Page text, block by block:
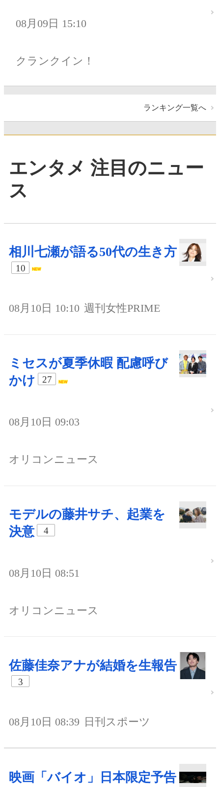
08月09日 15:10
クランクイン！
ランキング一覧へ
エンタメ 注目のニュー
ス
相川七瀬が語る50代の生き方
10
08月10日 10:10 週刊女性PRIME
ミセスが夏季休暇 配慮呼び
かけ
27
08月10日 09:03
オリコンニュース
モデルの藤井サチ、起業を
決意
4
08月10日 08:51
オリコンニュース
佐藤佳奈アナが結婚を生報告
3
08月10日 08:39 日刊スポーツ
映画「バイオ」日本限定予告